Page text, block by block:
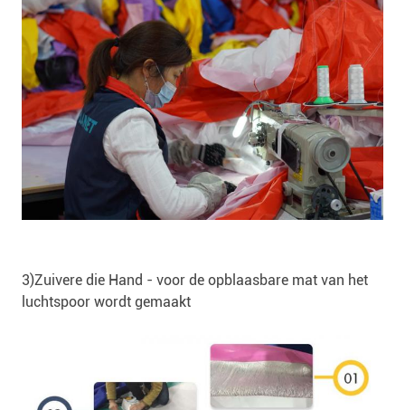
3)Zuivere die Hand - voor de opblaasbare mat van het
luchtspoor wordt gemaakt